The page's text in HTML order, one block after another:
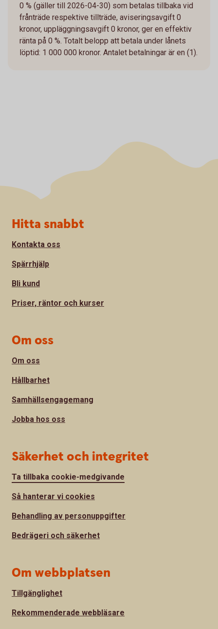
0 % (gäller till 2026-04-30) som betalas tillbaka vid
frånträde respektive tillträde, aviseringsavgift 0
kronor, uppläggningsavgift 0 kronor, ger en effektiv
ränta på 0 %. Totalt belopp att betala under lånets
löptid: 1 000 000 kronor. Antalet betalningar är en (1).
Sidfot
Hitta snabbt
Kontakta oss
Spärrhjälp
Bli kund
Priser, räntor och kurser
Om oss
Om oss
Hållbarhet
Samhällsengagemang
Jobba hos oss
Säkerhet och integritet
Ta tillbaka cookie-medgivande
Så hanterar vi cookies
Behandling av personuppgifter
Bedrägeri och säkerhet
Om webbplatsen
Tillgänglighet
Rekommenderade webbläsare